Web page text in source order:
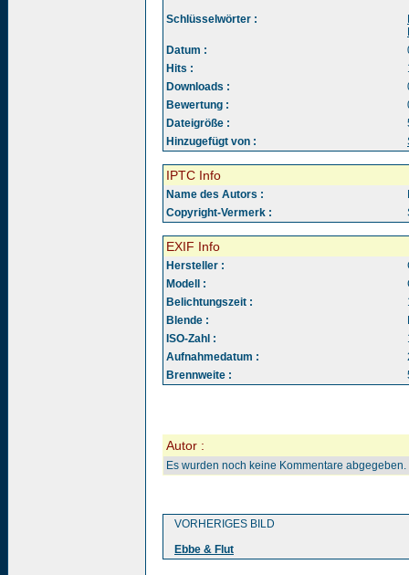
Schlüsselwörter :
Datum :
Hits :
Downloads :
Bewertung :
Dateigröße :
Hinzugefügt von :
IPTC Info
Name des Autors :
Copyright-Vermerk :
EXIF Info
Hersteller :
Modell :
Belichtungszeit :
Blende :
ISO-Zahl :
Aufnahmedatum :
Brennweite :
Autor :
Es wurden noch keine Kommentare abgegeben.
VORHERIGES BILD
Ebbe & Flut